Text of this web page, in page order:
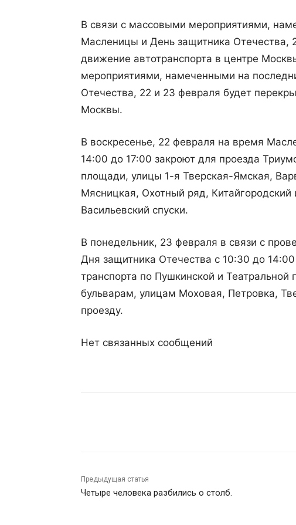
В связи с массовыми мероприятиями,
Масленицы и День защитника Отечества,
движение автотранспорта в центре
мероприятиями, намеченными на
Отечества, 22 и 23 февраля будет
Москвы.
В воскресенье, 22 февраля на время
14:00 до 17:00 закроют для проезда
площади, улицы 1-я Тверская-Ямская,
Мясницкая, Охотный ряд,
Васильевский спуски.
В понедельник, 23 февраля в связи с
Дня защитника Отечества с 10:30 до
транспорта по Пушкинской и
бульварам, улицам Моховая, Петровка,
проезду.
Нет связанных сообщений
Предыдущая статья
Четыре человека разбились о столб.